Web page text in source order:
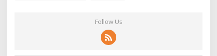
Follow Us